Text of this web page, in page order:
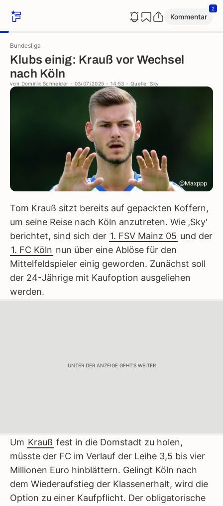
Kommentar
2
Bundesliga
Klubs einig: Krauß vor Wechsel
nach Köln
von Dominik Schneider - 03/07/2025 - 14:53 - Quelle: Sky
@Maxppp
Tom Krauß sitzt bereits auf gepackten Koffern,
um seine Reise nach Köln anzutreten. Wie ‚Sky‘
berichtet, sind sich der 1. FSV Mainz 05 und der
1. FC Köln nun über eine Ablöse für den
Mittelfeldspieler einig geworden. Zunächst soll
der 24-Jährige mit Kaufoption ausgeliehen
werden.
UNTER DER ANZEIGE GEHT'S WEITER
Um Krauß fest in die Domstadt zu holen,
müsste der FC im Verlauf der Leihe 3,5 bis vier
Millionen Euro hinblättern. Gelingt Köln nach
dem Wiederaufstieg der Klassenerhalt, wird die
Option zu einer Kaufpflicht. Der obligatorische